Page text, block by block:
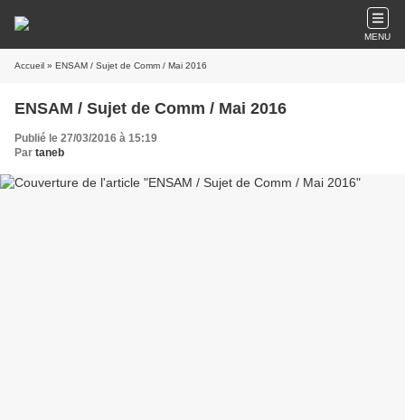
MENU
Accueil » ENSAM / Sujet de Comm / Mai 2016
ENSAM / Sujet de Comm / Mai 2016
Publié le 27/03/2016 à 15:19
Par taneb